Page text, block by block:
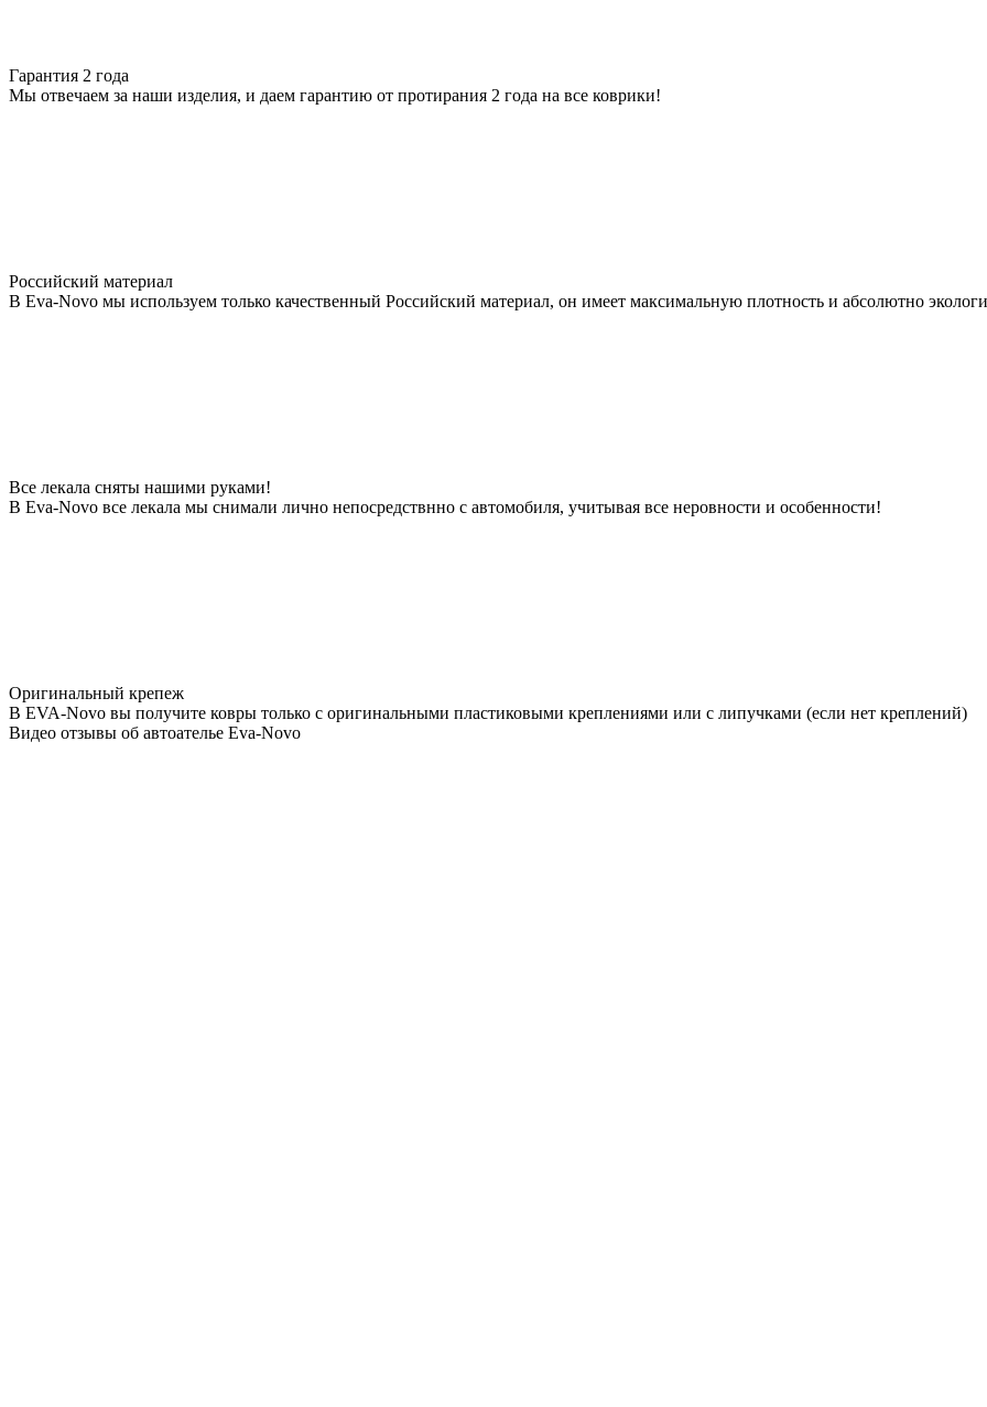
Гарантия 2 года
Мы отвечаем за наши изделия, и даем гарантию от протирания 2 года на все коврики!
Российский материал
В Eva-Novo мы используем только качественный Российский материал, он имеет максимальную плотность и абсолютно
Все лекала сняты нашими руками!
В Eva-Novo все лекала мы снимали лично непосредствнно с автомобиля, учитывая все неровности и особенности!
Оригинальный крепеж
В EVA-Novo вы получите ковры только с оригинальными пластиковыми креплениями или с липучками (если нет креплений)
Видео отзывы об автоателье Eva-Novo